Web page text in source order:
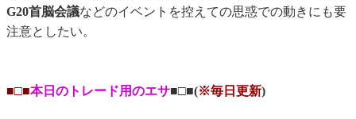
G20首脳会議などのイベントを控えての思惑での動きにも要
注意としたい。
■□■本日のトレード用のエサ■□■(※毎日更新)